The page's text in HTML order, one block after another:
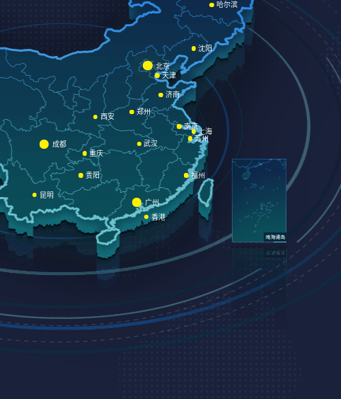
苏州
南京
天津
哈尔滨
北京
沈阳
济南
西安
郑州
上海
武汉
贵阳
重庆
成都
昆明
广州
福州
香港